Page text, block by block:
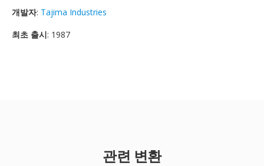
개발자: Tajima Industries
최초 출시: 1987
관련 변환